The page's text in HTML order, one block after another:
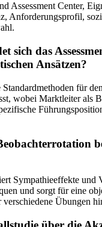
Assessment Center,
Anforderungsprofil,
sich das
Ansätzen?
für
wobei Marktleiter als
Sympathieeffekte und
und sorgt für eine
verschiedene Übungen